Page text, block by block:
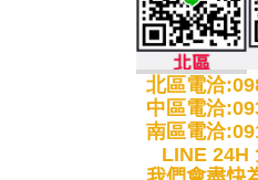
北區電洽
中區電洽
南區電洽
LINE 24H